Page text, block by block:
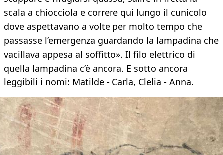
scala a chiocciola e correre qui lungo il cunicolo
dove aspettavano a volte per molto tempo che
passasse l’emergenza guardando la lampadina che
vacillava appesa al soffitto». Il filo elettrico di
quella lampadina c’è ancora. E sotto ancora
leggibili i nomi: Matilde - Carla, Clelia - Anna.